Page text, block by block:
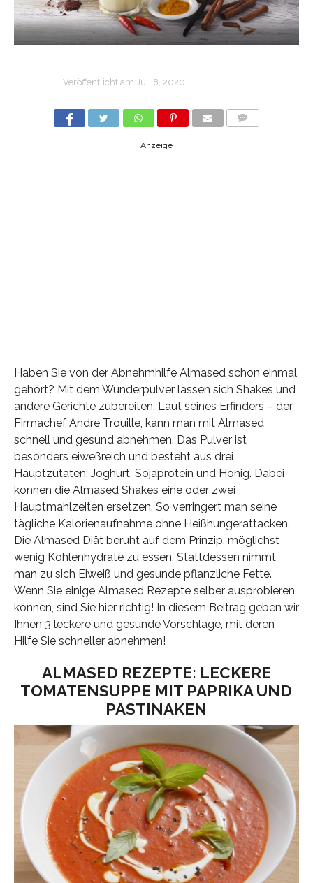
Veröffentlicht am Juli 8, 2020
Anzeige
Haben Sie von der Abnehmhilfe Almased schon einmal
gehört? Mit dem Wunderpulver lassen sich Shakes und
andere Gerichte zubereiten. Laut seines Erfinders – der
Firmachef Andre Trouille, kann man mit Almased
schnell und gesund abnehmen. Das Pulver ist
besonders eiweßreich und besteht aus drei
Hauptzutaten: Joghurt, Sojaprotein und Honig. Dabei
können die Almased Shakes eine oder zwei
Hauptmahlzeiten ersetzen. So verringert man seine
tägliche Kalorienaufnahme ohne Heißhungerattacken.
Die Almased Diät beruht auf dem Prinzip, möglichst
wenig Kohlenhydrate zu essen. Stattdessen nimmt
man zu sich Eiweiß und gesunde pflanzliche Fette.
Wenn Sie einige Almased Rezepte selber ausprobieren
können, sind Sie hier richtig! In diesem Beitrag geben wir
Ihnen 3 leckere und gesunde Vorschläge, mit deren
Hilfe Sie schneller abnehmen!
ALMASED REZEPTE: LECKERE
TOMATENSUPPE MIT PAPRIKA UND
PASTINAKEN